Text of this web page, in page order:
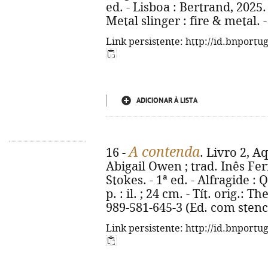
ed. - Lisboa : Bertrand,
Metal slinger : fire & metal. -
Link persistente: http://
ADICIONAR À LISTA
16 -A contenda. Livro 2,
Abigail Owen ; trad. Inês
Stokes. - 1ª ed. - Alfragide :
p. : il. ; 24 cm. - Tít. orig.:
989-581-645-3 (Ed. com
Link persistente: http://